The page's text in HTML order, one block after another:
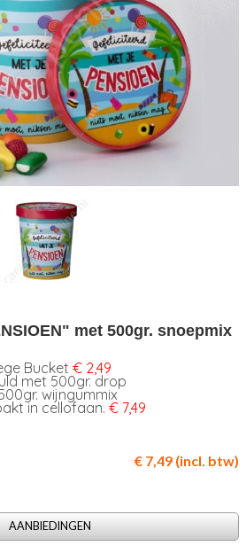
met 500gr. snoepmix
Bucket€ 2,49
met 500gr. drop
wijngummix
in cellofaan.€ 7,49
€ 7,49 (incl. btw)
AANBIEDINGEN